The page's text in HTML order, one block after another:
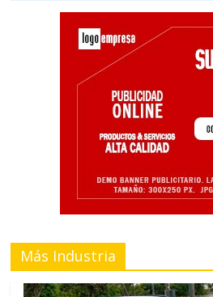
Más Industria